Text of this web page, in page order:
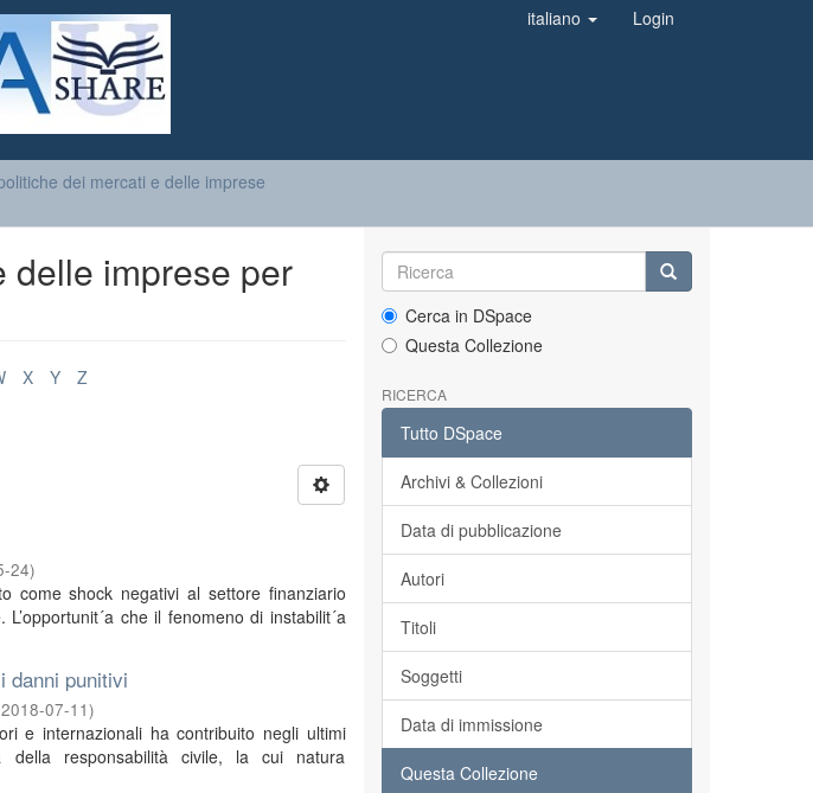
italiano Login
dei mercati e delle imprese
delle imprese per
X Y Z
24)
come shock negativi al settore finanziario
che il fenomeno di instabilit´a
danni punitivi
2018-07-11)
e internazionali ha contribuito negli ultimi
responsabilità civile, la cui natura
Cerca in DSpace
Questa Collezione
RICERCA
Tutto DSpace
Archivi & Collezioni
Data di pubblicazione
Autori
Titoli
Soggetti
Data di immissione
Questa Collezione